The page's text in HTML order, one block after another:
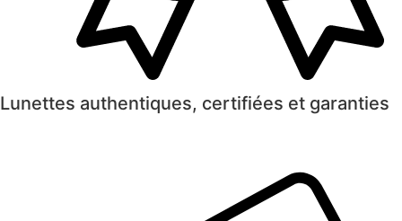
Lunettes authentiques, certifiées et garanties